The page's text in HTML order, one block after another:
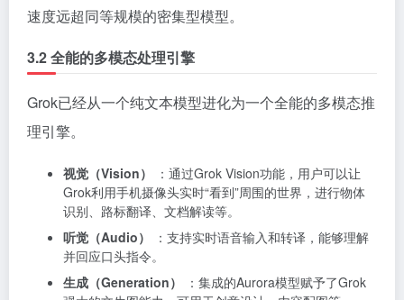
速度远超同等规模的密集型模型。
3.2 全能的多模态处理引擎
Grok已经从一个纯文本模型进化为一个全能的多模态推
理引擎。
视觉（Vision）
：通过Grok Vision功能，用户可以让
Grok利用手机摄像头实时“看到”周围的世界，进行物体
识别、路标翻译、文档解读等。
听觉（Audio）
：支持实时语音输入和转译，能够理解
并回应口头指令。
生成（Generation）
：集成的Aurora模型赋予了Grok